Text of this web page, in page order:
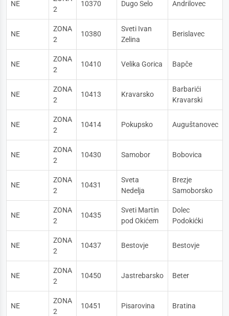
NE
2
10370 Dugo Selo Andrilovec
NE
ZONA
2
10380
Sveti Ivan
Zelina
Berislavec
NE
ZONA
2
10410 Velika Gorica Bapče
NE
ZONA
2
10413 Kravarsko
Barbarići
Kravarski
NE
ZONA
2
10414 Pokupsko Auguštanovec
NE
ZONA
2
10430 Samobor Bobovica
NE
ZONA
2
10431
Sveta
Nedelja
Brezje
Samoborsko
NE
ZONA
2
10435
Sveti Martin
pod Okićem
Dolec
Podokićki
NE
ZONA
2
10437 Bestovje Bestovje
NE
ZONA
2
10450 Jastrebarsko Beter
NE
ZONA
2
10451 Pisarovina Bratina